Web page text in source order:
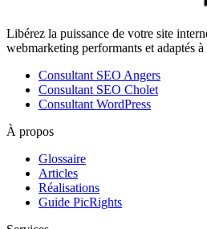
Libérez la puissance de votre site
webmarketing performants et adaptés
Consultant SEO Angers
Consultant SEO Cholet
Consultant WordPress
À propos
Glossaire
Articles
Réalisations
Guide PicRights